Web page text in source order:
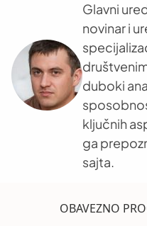
Glavni
novinar i
duboki
ključnih
ga
sajta.
OBAVEZNO